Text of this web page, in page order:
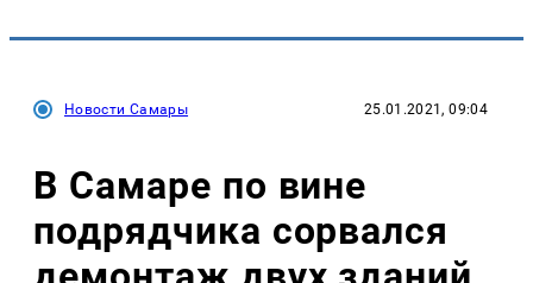
Новости Самары 25.01.2021, 09:04
В Самаре по вине
подрядчика сорвался